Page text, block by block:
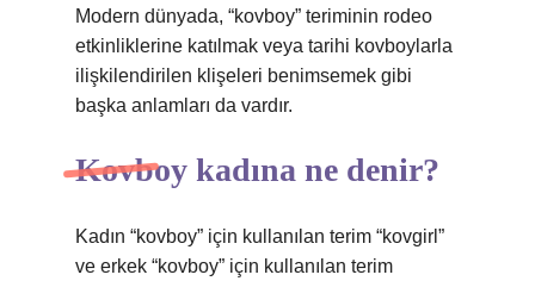
Modern dünyada, “kovboy” teriminin rodeo
etkinliklerine katılmak veya tarihi kovboylarla
ilişkilendirilen klişeleri benimsemek gibi
başka anlamları da vardır.
Kovboy kadına ne denir?
Kadın “kovboy” için kullanılan terim “kovgirl”
ve erkek “kovboy” için kullanılan terim